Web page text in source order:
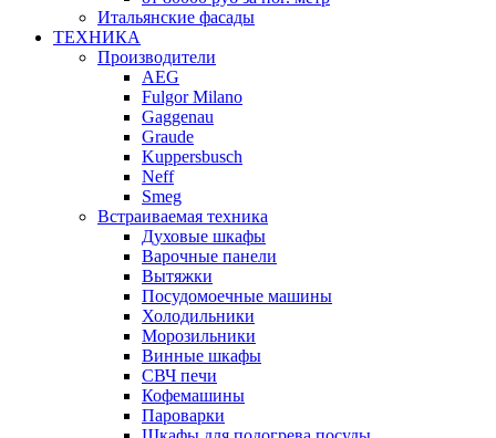
Итальянские фасады
ТЕХНИКА
Производители
AEG
Fulgor Milano
Gaggenau
Graude
Kuppersbusch
Neff
Smeg
Встраиваемая техника
Духовые шкафы
Варочные панели
Вытяжки
Посудомоечные машины
Холодильники
Морозильники
Винные шкафы
СВЧ печи
Кофемашины
Пароварки